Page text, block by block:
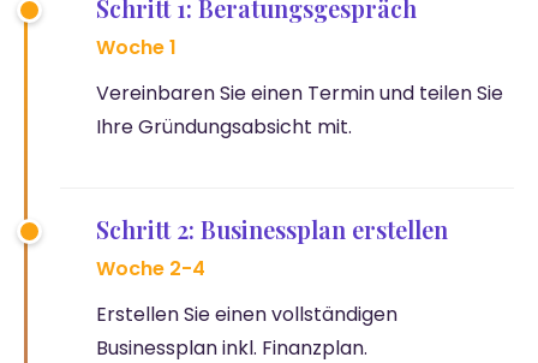
Schritt 1: Beratungsgespräch
Woche 1
Vereinbaren Sie einen Termin und teilen Sie
Ihre Gründungsabsicht mit.
Schritt 2: Businessplan erstellen
Woche 2-4
Erstellen Sie einen vollständigen
Businessplan inkl. Finanzplan.